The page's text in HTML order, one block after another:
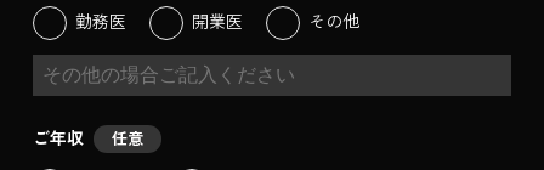
勤務医 開業医 その他
ご年収 任意